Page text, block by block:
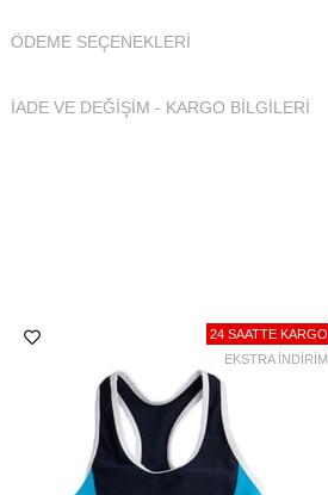
ÖDEME SEÇENEKLERI
İADE VE DEĞİŞİM - KARGO BİLGİLERİ
24 SAATTE KARGO
EKSTRA İNDİRİM